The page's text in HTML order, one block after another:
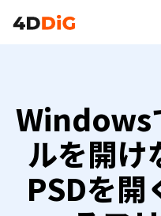
Windows
ルを開け
PSDを開